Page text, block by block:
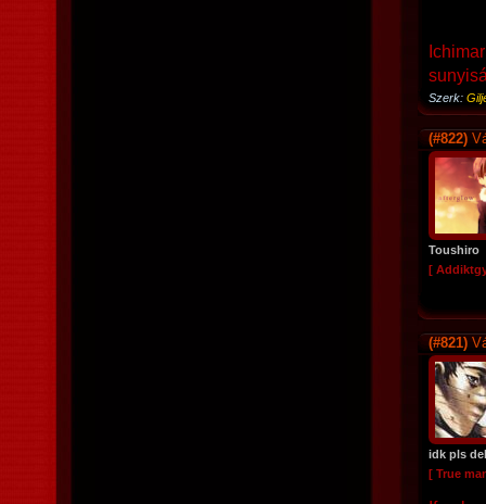
Szerk:
(#822)
Toushiro
[
(#821)
idk pls
[ True